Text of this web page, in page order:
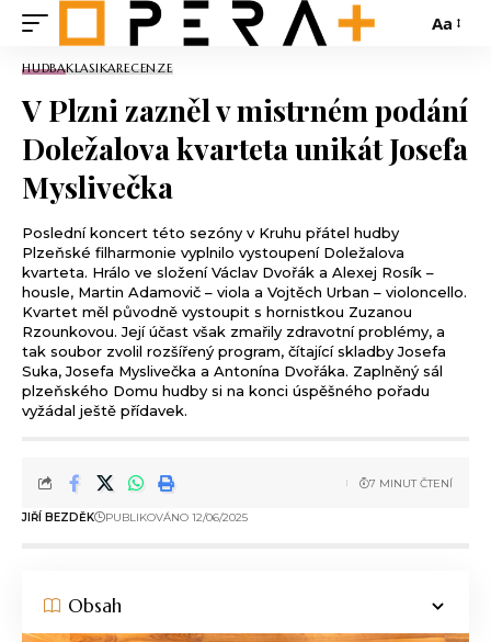
Aa
HUDBAKLASIKARECENZE
V Plzni zazněl v mistrném podání
Doležalova kvarteta unikát Josefa
Myslivečka
Poslední koncert této sezóny v Kruhu přátel hudby
Plzeňské filharmonie vyplnilo vystoupení Doležalova
kvarteta. Hrálo ve složení Václav Dvořák a Alexej Rosík –
housle, Martin Adamovič – viola a Vojtěch Urban – violoncello.
Kvartet měl původně vystoupit s hornistkou Zuzanou
Rzounkovou. Její účast však zmařily zdravotní problémy, a
tak soubor zvolil rozšířený program, čítající skladby Josefa
Suka, Josefa Myslivečka a Antonína Dvořáka. Zaplněný sál
plzeňského Domu hudby si na konci úspěšného pořadu
vyžádal ještě přídavek.
JIŘÍ BEZDĚK PUBLIKOVÁNO 12/06/2025
7 MINUT ČTENÍ
Obsah